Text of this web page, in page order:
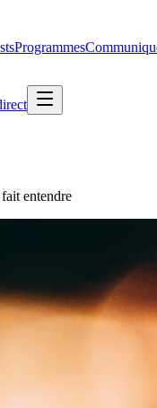
Programmes
entendre